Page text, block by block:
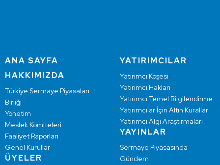
ANA SAYFA
HAKKIMIZDA
Türkiye Sermaye Piyasaları
Birliği
Yönetim
Meslek Komiteleri
Faaliyet Raporları
Genel Kurullar
ÜYELER
YATIRIMCILAR
Yatırımcı Köşesi
Yatırımcı Hakları
Yatırımcı Temel Bilgilendirme
Yatırımcılar İçin Altın Kurallar
Yatırımcı Algı Araştırmaları
YAYINLAR
Sermaye Piyasasında
Gündem